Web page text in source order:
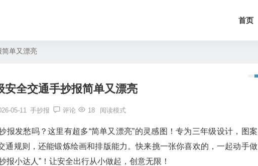
首页
简单又漂亮
安全交通手抄报简单又漂亮
05-11 手抄报 评论 18 阅读模式
报发愁吗？这里有超多“简单又漂亮”的灵感图！专为三年级设计，图案
通规则，还能锻炼绘画和排版能力。快来挑一张你喜欢的，一起动手做
报小达人”！让安全出行从小做起，创意无限！